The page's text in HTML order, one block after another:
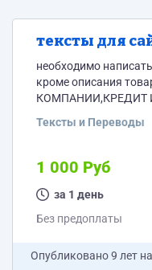
тексты для
необходимо
кроме описания
КОМПАНИИ,КРЕДИТ
HORECA,КОНТАКТЫ,
Тексты и Переводы
1 000 Руб
за 1 день
Без предоплаты
Опубликовано9 лет